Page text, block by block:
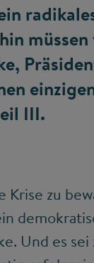
III.
Krise zu
Und es